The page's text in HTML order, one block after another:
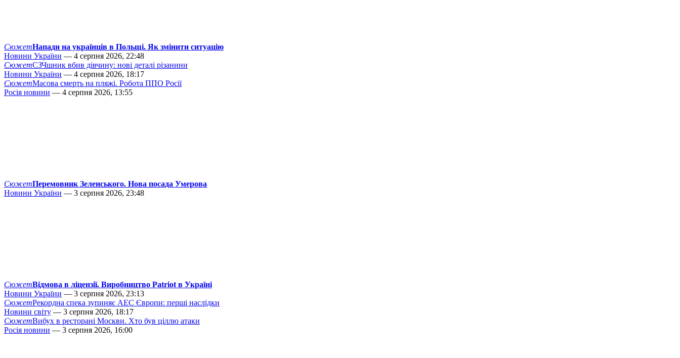
СюжетНапади на українців в Польщі. Як змінити ситуацію
Новини України — 4 серпня 2026, 22:48
СюжетСЗЧшник вбив дівчину: нові деталі різанини
Новини України — 4 серпня 2026, 18:17
СюжетМасова смерть на пляжі. Робота ППО Росії
Росія новини — 4 серпня 2026, 13:55
СюжетПеремовник Зеленського. Нова посада Умерова
Новини України — 3 серпня 2026, 23:48
СюжетВідмова в ліцензії. Виробництво Patriot в Україні
Новини України — 3 серпня 2026, 23:13
СюжетРекордна спека зупиняє АЕС Європи: перші наслідки
Новини світу — 3 серпня 2026, 18:17
СюжетВибух в ресторані Москви. Хто був ціллю атаки
Росія новини — 3 серпня 2026, 16:00